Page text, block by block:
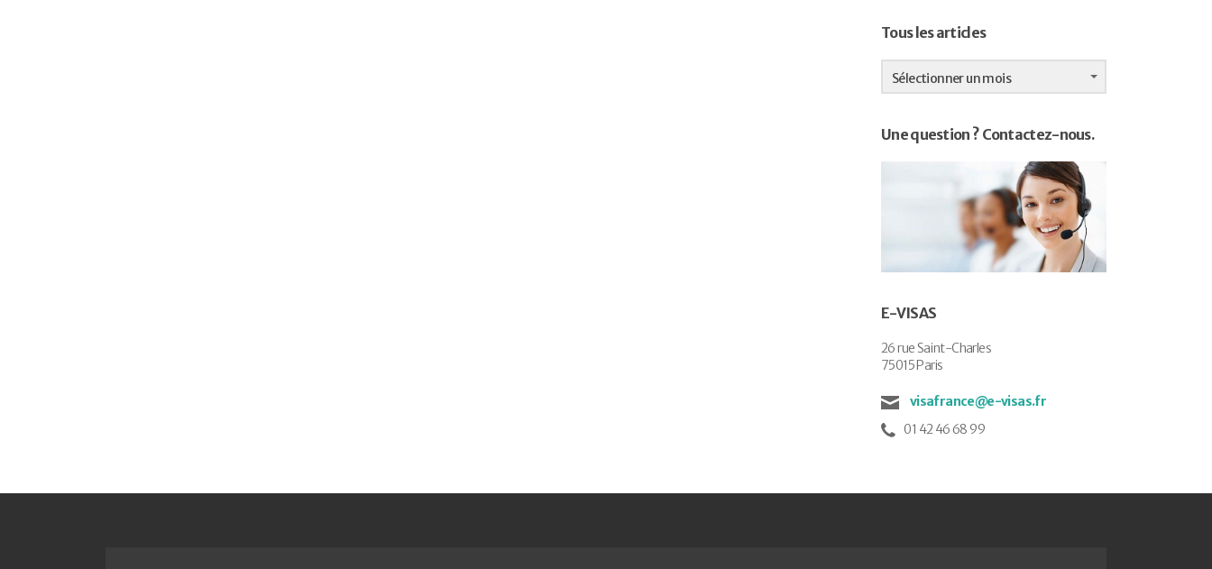
Tous les articles
Tous
les
articles
Sélectionner un mois
Une question ? Contactez-nous.
E-VISAS
26 rue Saint-Charles
75015 Paris
visafrance@e-visas.fr
01 42 46 68 99